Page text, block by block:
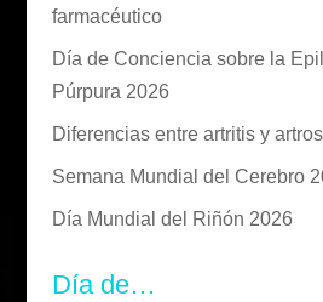
farmacéutico
Día de Conciencia sobre la
Púrpura 2026
Diferencias entre artritis y
Semana Mundial del Cerebro
Día Mundial del Riñón 2026
Día de…